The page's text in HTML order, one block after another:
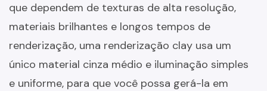
que dependem de texturas de alta resolução,
materiais brilhantes e longos tempos de
renderização, uma renderização clay usa um
único material cinza médio e iluminação simples
e uniforme, para que você possa gerá-la em